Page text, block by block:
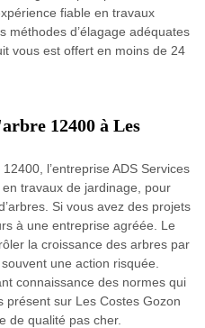
fiable en travaux
méthodes d’élagage adéquates
vous est offert en moins de 24
12400 à Les
l’entreprise ADS Services
travaux de jardinage, pour
Si vous avez des projets
à une entreprise agréée. Le
la croissance des arbres par
une action risquée.
connaissance des normes qui
présent sur Les Costes Gozon
de qualité pas cher.